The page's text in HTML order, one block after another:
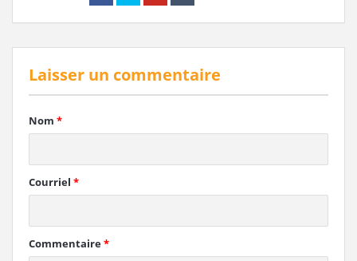
Laisser un commentaire
Nom *
Courriel *
Commentaire*